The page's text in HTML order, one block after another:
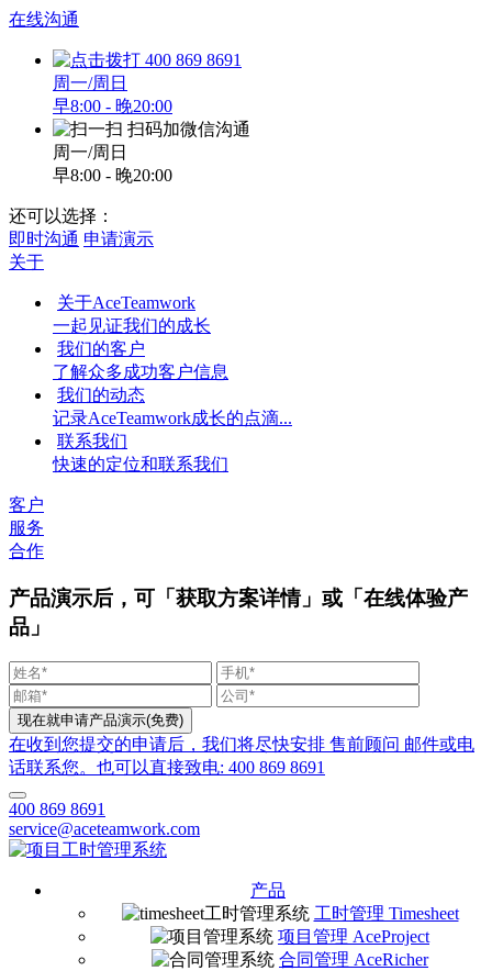
在线沟通
400 869 8691
周一/周日
早8:00 - 晚20:00
扫码加微信沟通
周一/周日
早8:00 - 晚20:00
还可以选择：
即时沟通 申请演示
关于
关于AceTeamwork
一起见证我们的成长
我们的客户
了解众多成功客户信息
我们的动态
记录AceTeamwork成长的点滴...
联系我们
快速的定位和联系我们
客户
服务
合作
产品演示后，可「获取方案详情」或「在线体验产
品」
在收到您提交的申请后，我们将尽快安排 售前顾问 邮件或电
话联系您。也可以直接致电: 400 869 8691
400 869 8691
service@aceteamwork.com
产品
工时管理 Timesheet
项目管理 AceProject
合同管理 AceRicher